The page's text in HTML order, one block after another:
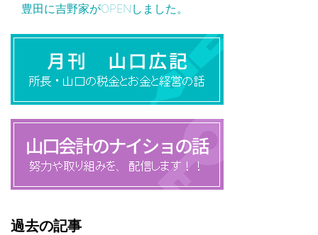
豊田に吉野家がOPENしました。
過去の記事